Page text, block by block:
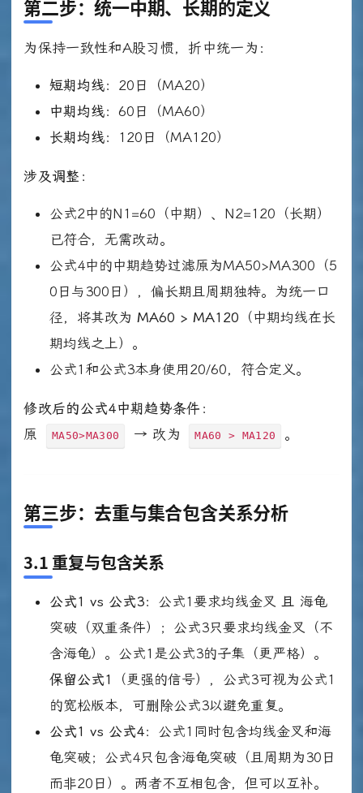
第二步：统一中期、长期的定义
为保持一致性和A股习惯，折中统一为：
短期均线：20日（MA20）
中期均线：60日（MA60）
长期均线：120日（MA120）
涉及调整 ：
公式2中的N1=60（中期）、N2=120（长期）
已符合，无需改动。
公式4中的中期趋势过滤原为MA50>MA300（5
0日与300日），偏长期且周期独特。为统一口
径，将其改为MA60 > MA120 （中期均线在长
期均线之上）。
公式1和公式3本身使用20/60，符合定义。
修改后的公式4中期趋势条件 ：
原
MA50>MA300 → 改为 MA60 > MA120 。
第三步：去重与集合包含关系分析
3.1 重复与包含关系
公式1 vs 公式3：公式1要求均线金叉且 海龟
突破（双重条件）；公式3只要求均线金叉（不
含海龟）。公式1是公式3的子集（更严格）。
保留公式1
（更强的信号），公式3可视为公式1
的宽松版本，可删除公式3以避免重复。
公式1 vs 公式4：公式1同时包含均线金叉和海
龟突破；公式4只包含海龟突破（且周期为30日
而非20日）。两者不互相包含，但可以互补。